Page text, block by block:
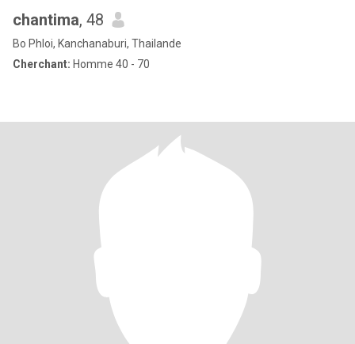
chantima, 48
Bo Phloi, Kanchanaburi, Thailande
Cherchant: Homme 40 - 70